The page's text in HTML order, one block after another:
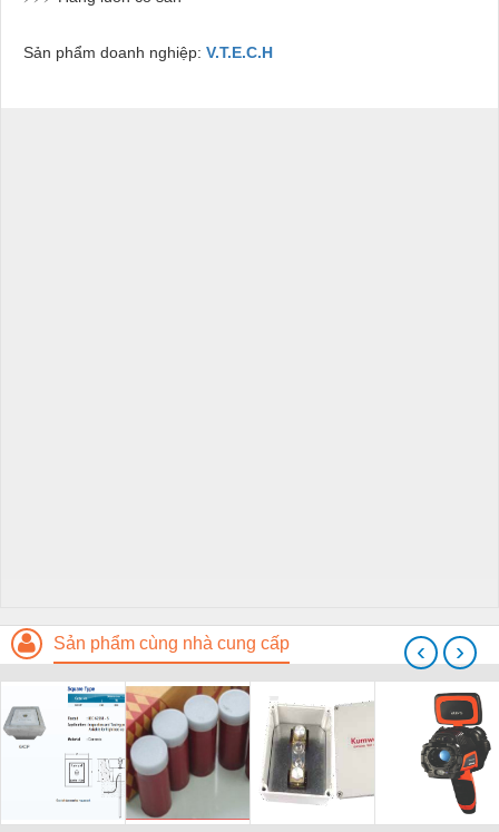
Sản phẩm doanh nghiệp: V.T.E.C.H
Sản phẩm cùng nhà cung cấp ‹ ›